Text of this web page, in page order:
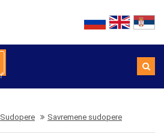
Sudopere Savremene sudopere